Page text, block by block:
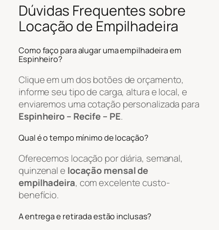
Dúvidas Frequentes sobre
Locação de Empilhadeira
Como faço para alugar uma empilhadeira em
Espinheiro?
Clique em um dos botões de orçamento,
informe seu tipo de carga, altura e local, e
enviaremos uma cotação personalizada para
Espinheiro – Recife – PE.
Qual é o tempo mínimo de locação?
Oferecemos locação por diária, semanal,
quinzenal e locação mensal de
empilhadeira, com excelente custo-
benefício.
A entrega e retirada estão inclusas?